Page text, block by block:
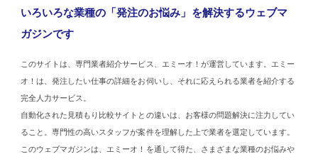
いろいろな業種の「発注のお悩み」を解決するウェブマ
ガジンです
このサイトは、専門業者紹介サービス、エミーオ！が運営しています。エミー
オ！は、発注したい仕事の詳細をお伺いし、それに応えられる業者を紹介する
完全人力サービス。
自動化された見積もり比較サイトとの違いは、お客様の問題解決に注力してい
ること。専門性の高いスタッフが案件を理解した上で業者を選定しています。
このウェブマガジンは、エミーオ！を通して得た、さまざまな業種のお悩みや